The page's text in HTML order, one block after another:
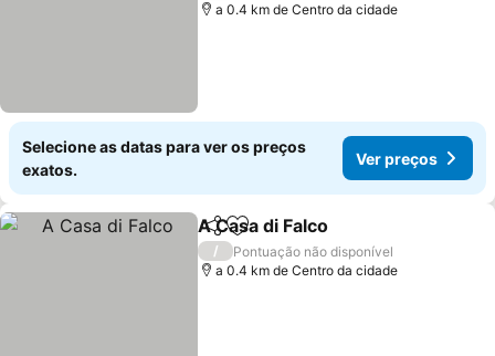
a 0.4 km de Centro da cidade
Selecione as datas para ver os preços
exatos.
Ver preços
PartilharAdicionar aos favoritos
A Casa di Falco
/
Pontuação não disponível
a 0.4 km de Centro da cidade